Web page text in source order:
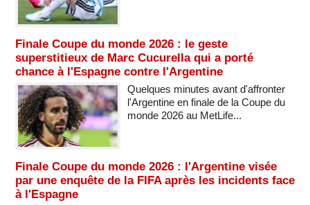
Finale Coupe du monde 2026 : le geste
superstitieux de Marc Cucurella qui a porté
chance à l'Espagne contre l'Argentine
Quelques minutes avant d'affronter
l'Argentine en finale de la Coupe du
monde 2026 au MetLife...
Finale Coupe du monde 2026 : l'Argentine visée
par une enquête de la FIFA après les incidents face
à l'Espagne